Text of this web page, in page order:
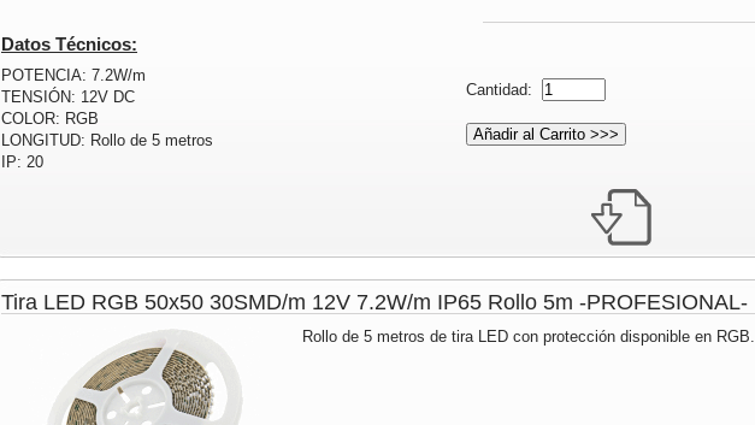
Datos Técnicos:
POTENCIA: 7.2W/m
TENSIÓN: 12V DC
COLOR: RGB
LONGITUD: Rollo de 5 metros
IP: 20
Cantidad:
Tira LED RGB 50x50 30SMD/m 12V 7.2W/m IP65 Rollo 5m -PROFESIONAL-
Rollo de 5 metros de tira LED con protección disponible en RGB.